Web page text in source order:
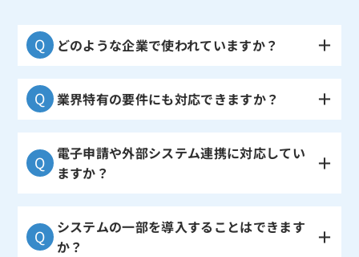
どのような企業で使われていますか？
業界特有の要件にも対応できますか？
電子申請や外部システム連携に対応してい
ますか？
システムの一部を導入することはできます
か？